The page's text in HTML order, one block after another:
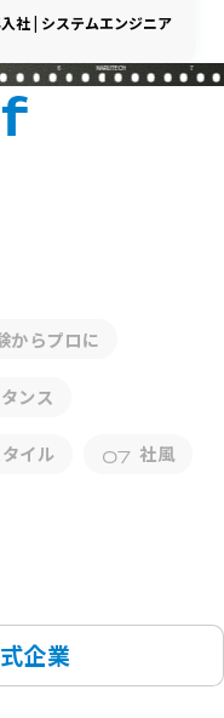
社 | システムエンジニア
f
からプロに
ンス
イル 社風
企業